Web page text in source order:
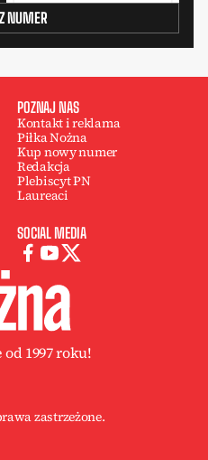
NUMER
POZNAJ NAS
Kontakt i reklama
Piłka Nożna
Kup nowy numer
Redakcja
Plebiscyt PN
Laureaci
SOCIAL MEDIA
1997 roku!
zastrzeżone.